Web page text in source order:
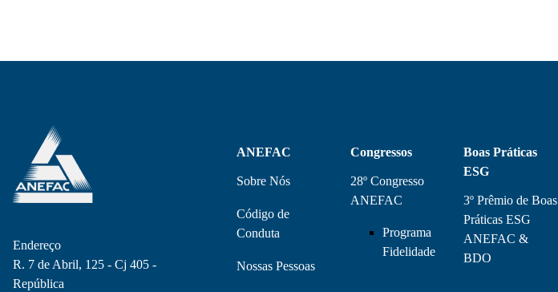
Endereço
R. 7 de Abril, 125 - Cj 405 -
República
ANEFAC
Sobre Nós
Código de
Conduta
Nossas Pessoas
Congressos
28º Congresso
ANEFAC
Programa
Fidelidade
Boas Práticas
ESG
3º Prêmio de Boas
Práticas ESG
ANEFAC &
BDO